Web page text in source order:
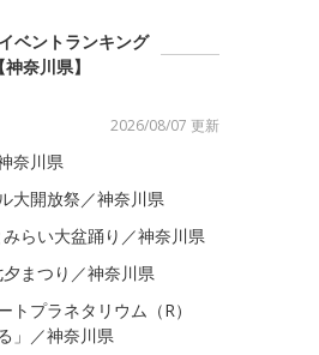
ベントランキング
【神奈川県】
2026/08/07 更新
奈川県
大開放祭／神奈川県
らい大盆踊り／神奈川県
まつり／神奈川県
トプラネタリウム（R）
」／神奈川県